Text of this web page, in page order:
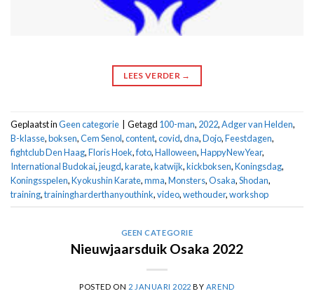
LEES VERDER →
Geplaatst inGeen categorie Getagd 100-man, 2022,Adger van Helden,
B-klasse,boksen,Cem Senol,content,covid,dna,Dojo,Feestdagen,
fightclub Den Haag,Floris Hoek,foto,Halloween,HappyNewYear,
International Budokai,jeugd,karate,katwijk,kickboksen,Koningsdag,
Koningsspelen,Kyokushin Karate,mma,Monsters,Osaka,Shodan,
training,trainingharderthanyouthink,video,wethouder,workshop
GEEN CATEGORIE
Nieuwjaarsduik Osaka 2022
POSTED ON 2 JANUARI 2022 BY AREND